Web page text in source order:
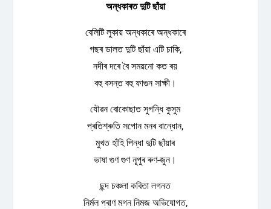
অন্ধকাৰত দুটি ছাঁয়া
বেলিটি লুকায় অন্ধকাৰে অন্ধকাৰে
গছৰ ডালত দুটি ছাঁয়া এটি চাকি,
নদীৰ দৰে বৈ সময়নো কত ৰয়
বহু বসন্ত বহু ফাগুন সাক্ষী।
যৌৱন বোকোছাত সুগন্ধি কুসুম
প্ৰতিশ্ৰুতি সপোন মনৰ বান্ধোন,
মুখত হাঁহি পিন্ধা দুটি ছাঁয়াৰ
ভাষা গুণ গুণ নূপুৰ ৰুণ-জুন।
ছন্দ চঞ্চলা কবিতা লগনত
নিৰ্মল পৰাণ মগন নিমজ অভিযোগত,